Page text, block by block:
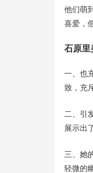
他们萌
喜爱，
石原里
一、也
致，充
二、引
展示出
三、她
轻微的